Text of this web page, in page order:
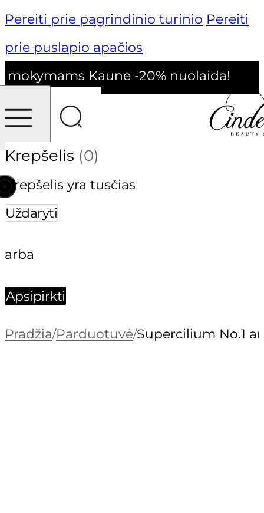
Pereiti prie pagrindinio turinio Pereiti
prie puslapio apačios
Kaune -20% nuolaida!
Krepšelis (0)
Krepšelis yra tusčias
Uždaryti
arba
Apsipirkti
Pradžia/Parduotuvė/Supercilium No.1